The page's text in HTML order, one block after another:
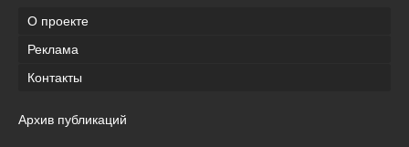
О проекте
Реклама
Контакты
Архив публикаций